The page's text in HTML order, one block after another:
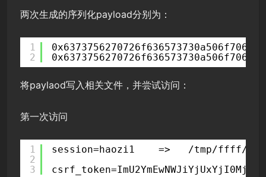
两次生成的序列化payload分别为：
1
2
将paylaod写入相关文件，并尝试访问：
第一次访问
1
2
3
session=haozi1    =>   /tmp/ffff/